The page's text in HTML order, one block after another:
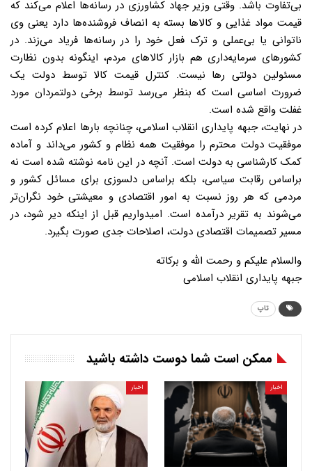
بی‌تفاوت باشد. وقتی وزیر جهاد کشاورزی در رسانه‌ها اعلام می‌کند که
قیمت مواد غذایی و کالاها بسته به انصاف فروشنده‌ها دارد یعنی وی
ناتوانی یا بی‌عملی و ترک فعل خود را در رسانه‌ها فریاد می‌زند. در
کشورهای سرمایه‌داری هم بازار کالاهای مردم، اینگونه بدون نظارت
مسئولین دولتی رها نیست. کنترل قیمت کالا توسط دولت یک
ضرورت اساسی است که بنظر می‌رسد توسط برخی دولتمردان مورد
غفلت واقع شده است.
در نهایت، جبهه پایداری انقلاب اسلامی، چنانچه بارها اعلام کرده است
موفقیت دولت محترم را موفقیت همه نظام و کشور می‌داند و آماده
کمک کارشناسی به دولت است. آنچه در این نامه نوشته شده است نه
براساس رقابت سیاسی، بلکه براساس دلسوزی برای مسائل کشور و
مردمی که هر روز نسبت به امور اقتصادی و معیشتی خود نگران‌تر
می‌شوند به تقریر درآمده است. امیدواریم قبل از اینکه دیر شود، در
مسیر تصمیمات اقتصادی دولت، اصلاحات جدی صورت بگیرد.
والسلام علیکم و رحمت الله و برکاته
جبهه پایداری انقلاب اسلامی
تاپ
ممکن است شما دوست داشته باشید
اخبار اخبار